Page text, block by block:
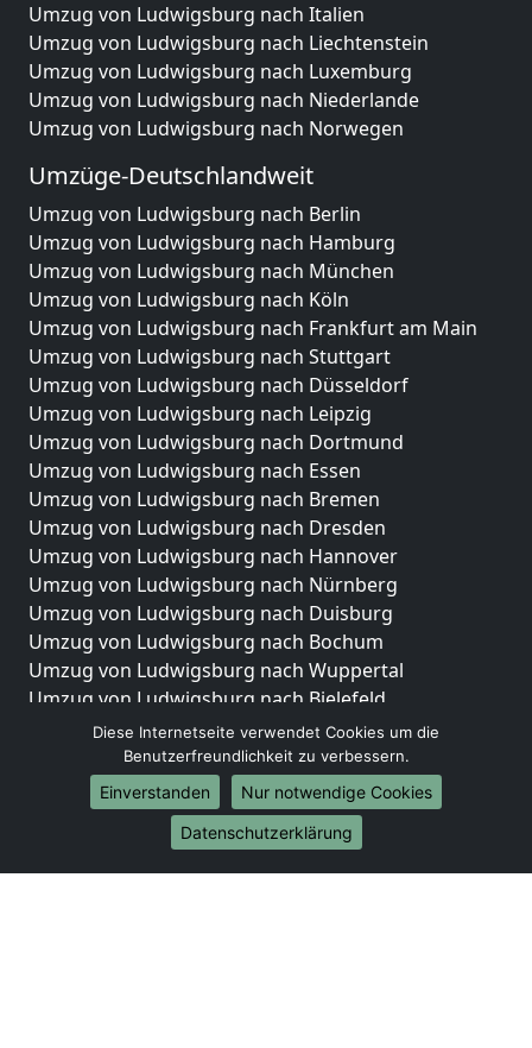
Umzug von Ludwigsburg nach Italien
Umzug von Ludwigsburg nach Liechtenstein
Umzug von Ludwigsburg nach Luxemburg
Umzug von Ludwigsburg nach Niederlande
Umzug von Ludwigsburg nach Norwegen
Umzüge-Deutschlandweit
Umzug von Ludwigsburg nach Berlin
Umzug von Ludwigsburg nach Hamburg
Umzug von Ludwigsburg nach München
Umzug von Ludwigsburg nach Köln
Umzug von Ludwigsburg nach Frankfurt am Main
Umzug von Ludwigsburg nach Stuttgart
Umzug von Ludwigsburg nach Düsseldorf
Umzug von Ludwigsburg nach Leipzig
Umzug von Ludwigsburg nach Dortmund
Umzug von Ludwigsburg nach Essen
Umzug von Ludwigsburg nach Bremen
Umzug von Ludwigsburg nach Dresden
Umzug von Ludwigsburg nach Hannover
Umzug von Ludwigsburg nach Nürnberg
Umzug von Ludwigsburg nach Duisburg
Umzug von Ludwigsburg nach Bochum
Umzug von Ludwigsburg nach Wuppertal
Umzug von Ludwigsburg nach Bielefeld
Umzug von Ludwigsburg nach Bonn
Umzug von Ludwigsburg nach Münster
Internationale-Umzüge
Umzug von Ludwigsburg nach Brasilien
Umzug von Ludwigsburg nach Brunei Darussalam
Diese Internetseite verwendet Cookies um die
Benutzerfreundlichkeit zu verbessern.
Einverstanden
Nur notwendige Cookies
Datenschutzerklärung